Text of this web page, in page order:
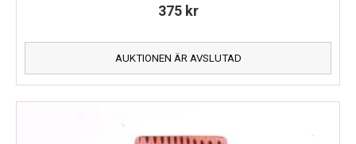
375 kr
AUKTIONEN ÄR AVSLUTAD